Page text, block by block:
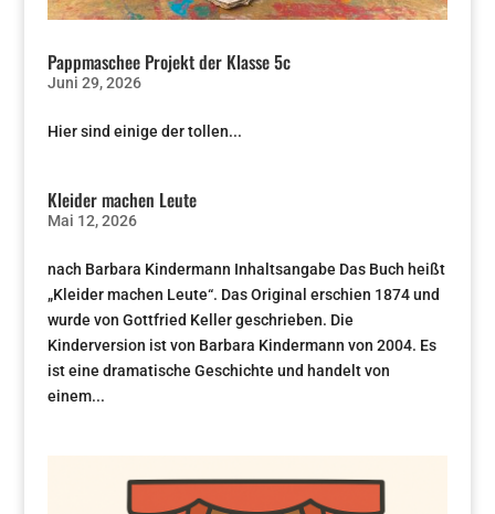
Pappmaschee Projekt der Klasse 5c
Juni 29, 2026
Hier sind einige der tollen...
Kleider machen Leute
Mai 12, 2026
nach Barbara Kindermann Inhaltsangabe Das Buch heißt
„Kleider machen Leute“. Das Original erschien 1874 und
wurde von Gottfried Keller geschrieben. Die
Kinderversion ist von Barbara Kindermann von 2004. Es
ist eine dramatische Geschichte und handelt von
einem...